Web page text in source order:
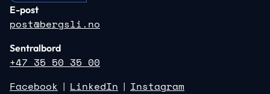
E-post
post@bergsli.no
Sentralbord
+47 35 50 35 00
Facebook | LinkedIn | Instagram